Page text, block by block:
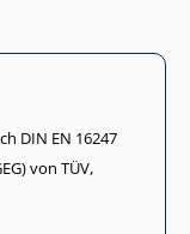
DIN EN 16247
von TÜV,